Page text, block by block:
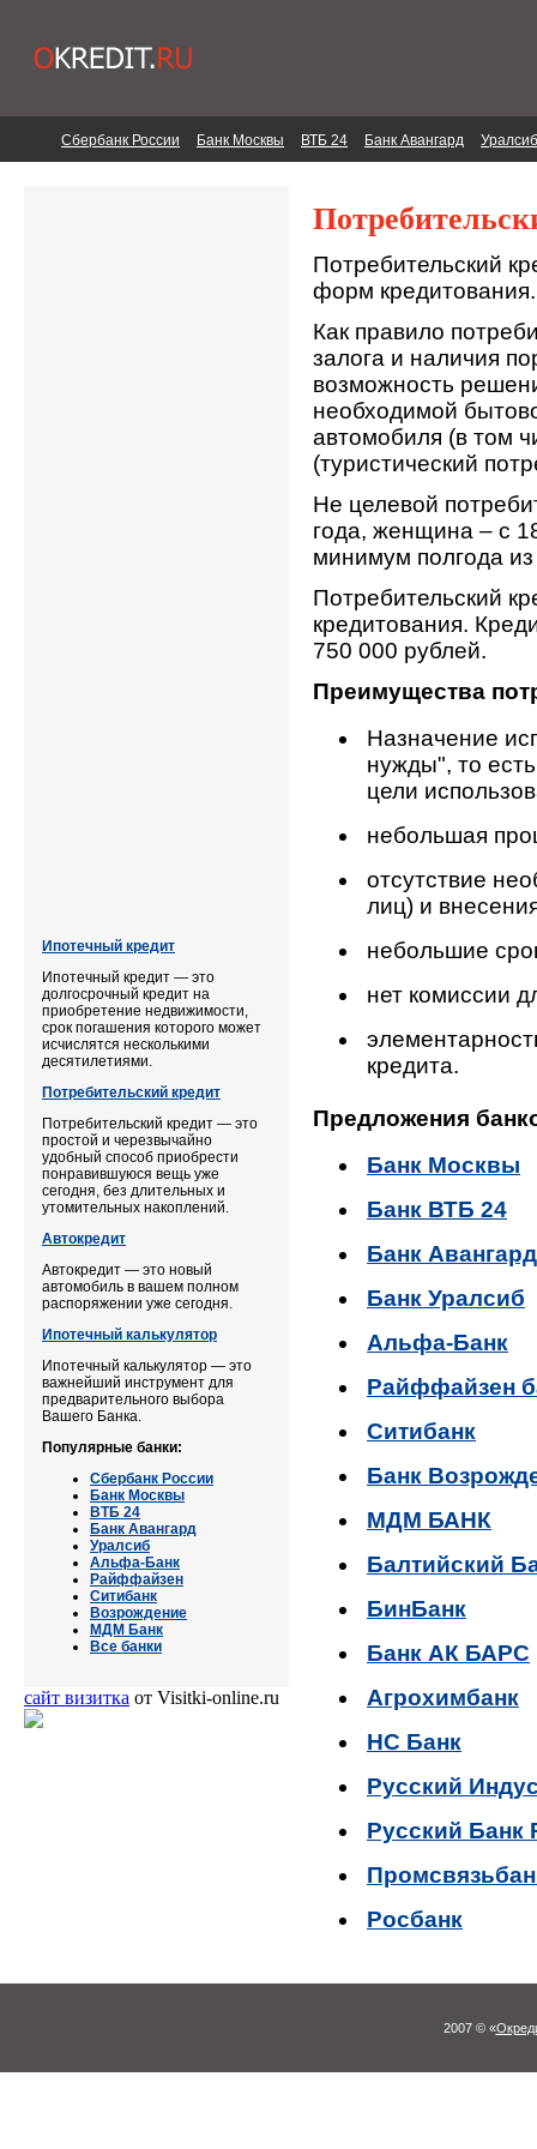
Сбербанк России Банк Москвы ВТБ 24 Банк Авангард Уралсиб
Ипотечный кредит
Ипотечный кредит — это
долгосрочный кредит на
приобретение недвижимости,
срок погашения которого может
исчислятся несколькими
десятилетиями.
Потребительский кредит
Потребительский кредит — это
простой и черезвычайно
удобный способ приобрести
понравившуюся вещь уже
сегодня, без длительных и
утомительных накоплений.
Автокредит
Автокредит — это новый
автомобиль в вашем полном
распоряжении уже сегодня.
Ипотечный калькулятор
Ипотечный калькулятор — это
важнейший инструмент для
предварительного выбора
Вашего Банка.
Популярные банки:
Сбербанк России
Банк Москвы
ВТБ 24
Банк Авангард
Уралсиб
Альфа-Банк
Райффайзен
Ситибанк
Возрождение
МДМ Банк
Все банки
сайт визитка от Visitki-online.ru
Потребительский
форм кредитования.
Как правило
залога и наличия
возможность
необходимой
автомобиля (в том
(туристический
Не целевой
года, женщина – с
минимум полгода
Потребительский
кредитования.
750 000 рублей.
Преимущества
Назначение
нужды", то
цели
небольшая
отсутствие
лиц) и
небольшие
нет комиссии
кредита.
Предложения
Банк Москвы
Банк ВТБ 24
Банк Авангард
Банк Уралсиб
Альфа-Банк
Райффайзен
Ситибанк
Банк
МДМ БАНК
Балтийский
БинБанк
Банк АК БАРС
Агрохимбанк
НС Банк
Русский
Русский Банк
Росбанк
2007 © «